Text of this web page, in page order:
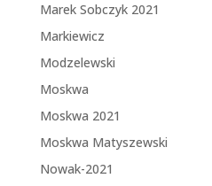
Marek Sobczyk 2021
Markiewicz
Modzelewski
Moskwa
Moskwa 2021
Moskwa Matyszewski
Nowak-2021